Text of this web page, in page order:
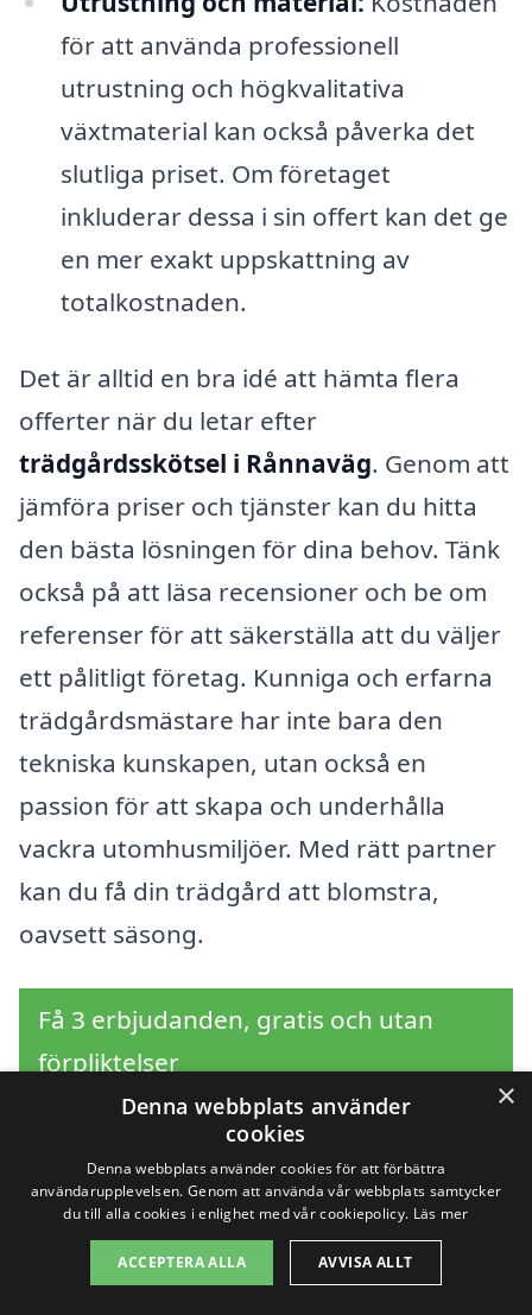
för att använda professionell
utrustning och högkvalitativa
växtmaterial kan också påverka det
slutliga priset. Om företaget
inkluderar dessa i sin offert kan det ge
en mer exakt uppskattning av
totalkostnaden.
Det är alltid en bra idé att hämta flera
offerter när du letar efter
trädgårdsskötsel i Rånnaväg. Genom att
jämföra priser och tjänster kan du hitta
den bästa lösningen för dina behov. Tänk
också på att läsa recensioner och be om
referenser för att säkerställa att du väljer
ett pålitligt företag. Kunniga och erfarna
trädgårdsmästare har inte bara den
tekniska kunskapen, utan också en
passion för att skapa och underhålla
vackra utomhusmiljöer. Med rätt partner
kan du få din trädgård att blomstra,
oavsett säsong.
Få 3 erbjudanden, gratis och utan
förpliktelser
Sök efter en
professionell för
×
Denna webbplats använder
cookies
Denna webbplats använder cookies för att förbättra
användarupplevelsen. Genom att använda vår webbplats samtycker
du till alla cookies i enlighet med vår cookiepolicy. Läs mer
ACCEPTERA ALLA AVVISA ALLT